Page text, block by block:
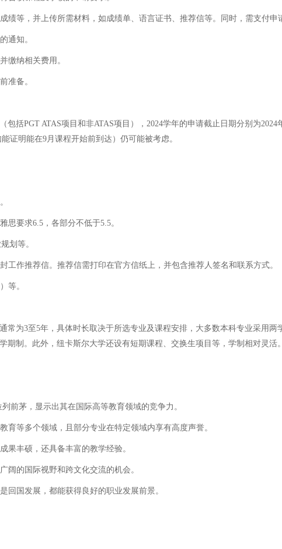
等，并上传所需材料，如成绩单、语言证书、推荐信等。同时，需支付申
通知。
缴纳相关费用。
准备。
括PGT ATAS项目和非ATAS项目），2024学年的申请截止日期分别为
证明能在9月课程开始前到达）仍可能被考虑。
思要求6.5，各部分不低于5.5。
划等。
作推荐信。推荐信需打印在官方信纸上，并包含推荐人签名和联系方式。
等。
为3至5年，具体时长取决于所选专业及课程安排，大多数本科专业采用
制。此外，纽卡斯尔大学还设有短期课程、交换生项目等，学制相对灵活。
前茅，显示出其在国际高等教育领域的竞争力。
等多个领域，且部分专业在特定领域内享有高度声誉。
果丰硕，还具备丰富的教学经验。
阔的国际视野和跨文化交流的机会。
回国发展，都能获得良好的职业发展前景。